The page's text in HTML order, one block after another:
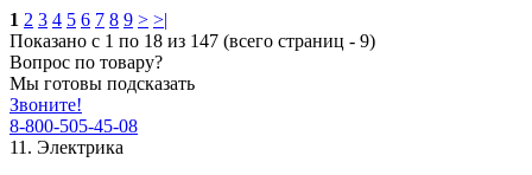
1 2 3 4 5 6 7 8 9 > >|
Показано с 1 по 18 из 147 (всего страниц - 9)
Вопрос по товару?
Мы готовы подсказать
Звоните!
8-800-505-45-08
11. Электрика